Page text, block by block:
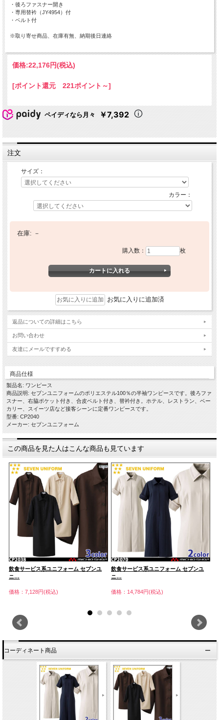
・後ろファスナー開き
・専用替衿（JY4954）付
・ベルト付
※取り寄せ商品、在庫有無、納期後日連絡
価格:22,176円(税込)
[ポイント還元 221ポイント～]
ペイディなら月々 ￥7,392
注文
サイズ：
カラー：
在庫: －
購入数： 枚
お気に入りに追加済
返品についての詳細はこちら
お問い合わせ
友達にメールですすめる
商品仕様
製品名: ワンピース
商品説明: セブンユニフォームのポリエステル100％の半袖ワンピースです。後ろファ
スナー、右脇ポケット付き、合皮ベルト付き、替衿付き。ホテル、レストラン、ベー
カリー、スイーツ店など接客シーンに定番ワンピースです。
型番: CP2040
メーカー: セブンユニフォーム
この商品を見た人はこんな商品も見ています
飲食サービス系ユニフォーム セブンユ
ニ…
価格：7,128円(税込)
飲食サービス系ユニフォーム セブンユ
ニ…
価格：14,784円(税込)
コーディネート商品